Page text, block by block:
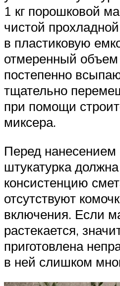
1 кг порошковой
чистой
в пластиковую
отмеренный
постепенно
тщательно
при помощи
миксера.
Перед нанесением
штукатурка
консистенцию
отсутствуют
включения. Если
растекается,
приготовлена
в ней слишком